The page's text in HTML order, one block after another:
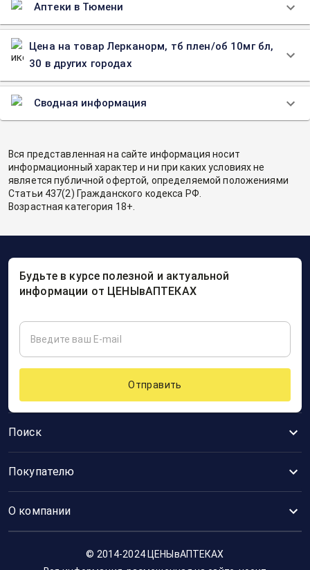
Аптеки в Тюмени
Цена на товар Лерканорм, тб плен/об 10мг бл,
30 в других городах
Сводная информация
Вся представленная на сайте информация носит
информационный характер и ни при каких условиях не
является публичной офертой, определяемой положениями
Статьи 437(2) Гражданского кодекса РФ.
Возрастная категория 18+.
Поиск
Покупателю
О компании
Будьте в курсе полезной и актуальной
информации от ЦЕНЫвАПТЕКАХ
Отправить
© 2014-2024 ЦЕНЫвАПТЕКАХ